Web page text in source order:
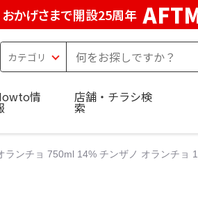
おかげさまで開設25周年
情 店舗・チラシ検
索
ランチョ 750ml 14% チンザノ オランチョ